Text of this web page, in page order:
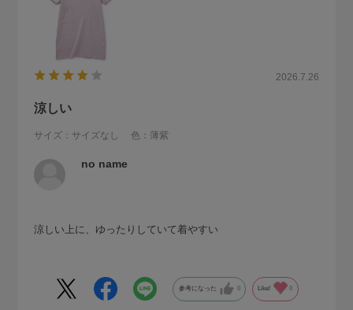
2026.7.26
涼しい
サイズ：サイズなし 色：薄紫
no name
涼しい上に、ゆったりしていて着やすい
参考になった 0 Like! 0